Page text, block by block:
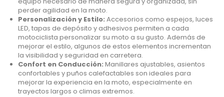
perder agilidad en la moto.
Personalización y Estilo: Accesorios como espejos, luces
LED, tapas de depósito y adhesivos permiten a cada
motociclista personalizar su moto a su gusto. Además de
mejorar el estilo, algunos de estos elementos incrementan
la visibilidad y seguridad en carretera.
Confort en Conducción: Manillares ajustables, asientos
confortables y puños calefactables son ideales para
mejorar la experiencia en la moto, especialmente en
trayectos largos o climas extremos.